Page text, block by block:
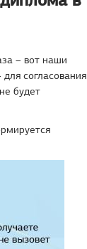
– вот наши
согласования
будет